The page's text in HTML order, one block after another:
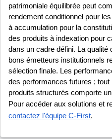
patrimoniale équilibrée peut
rendement conditionnel pour
à accumulation pour la
des produits à indexation pour
dans un cadre défini. La qualité
bons émetteurs institutionnels
sélection finale. Les
des performances futures ;
produits structurés comporte
contactez l'équipe C-First.